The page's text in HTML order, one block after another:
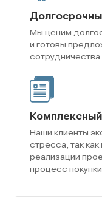
Мы ценим
и готовы
Наши клиенты
стресса, так
реализации
процесс